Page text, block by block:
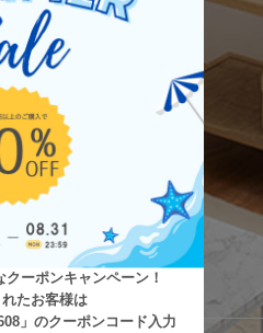
ーポンキャンペーン！
たお客様は
」のクーポンコード入力